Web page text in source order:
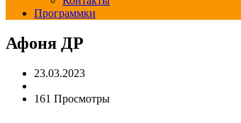
Программки
Афоня ДР
23.03.2023
161 Просмотры